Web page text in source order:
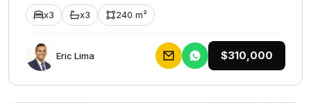
x3 x3 240 m²
Eric Lima $310,000